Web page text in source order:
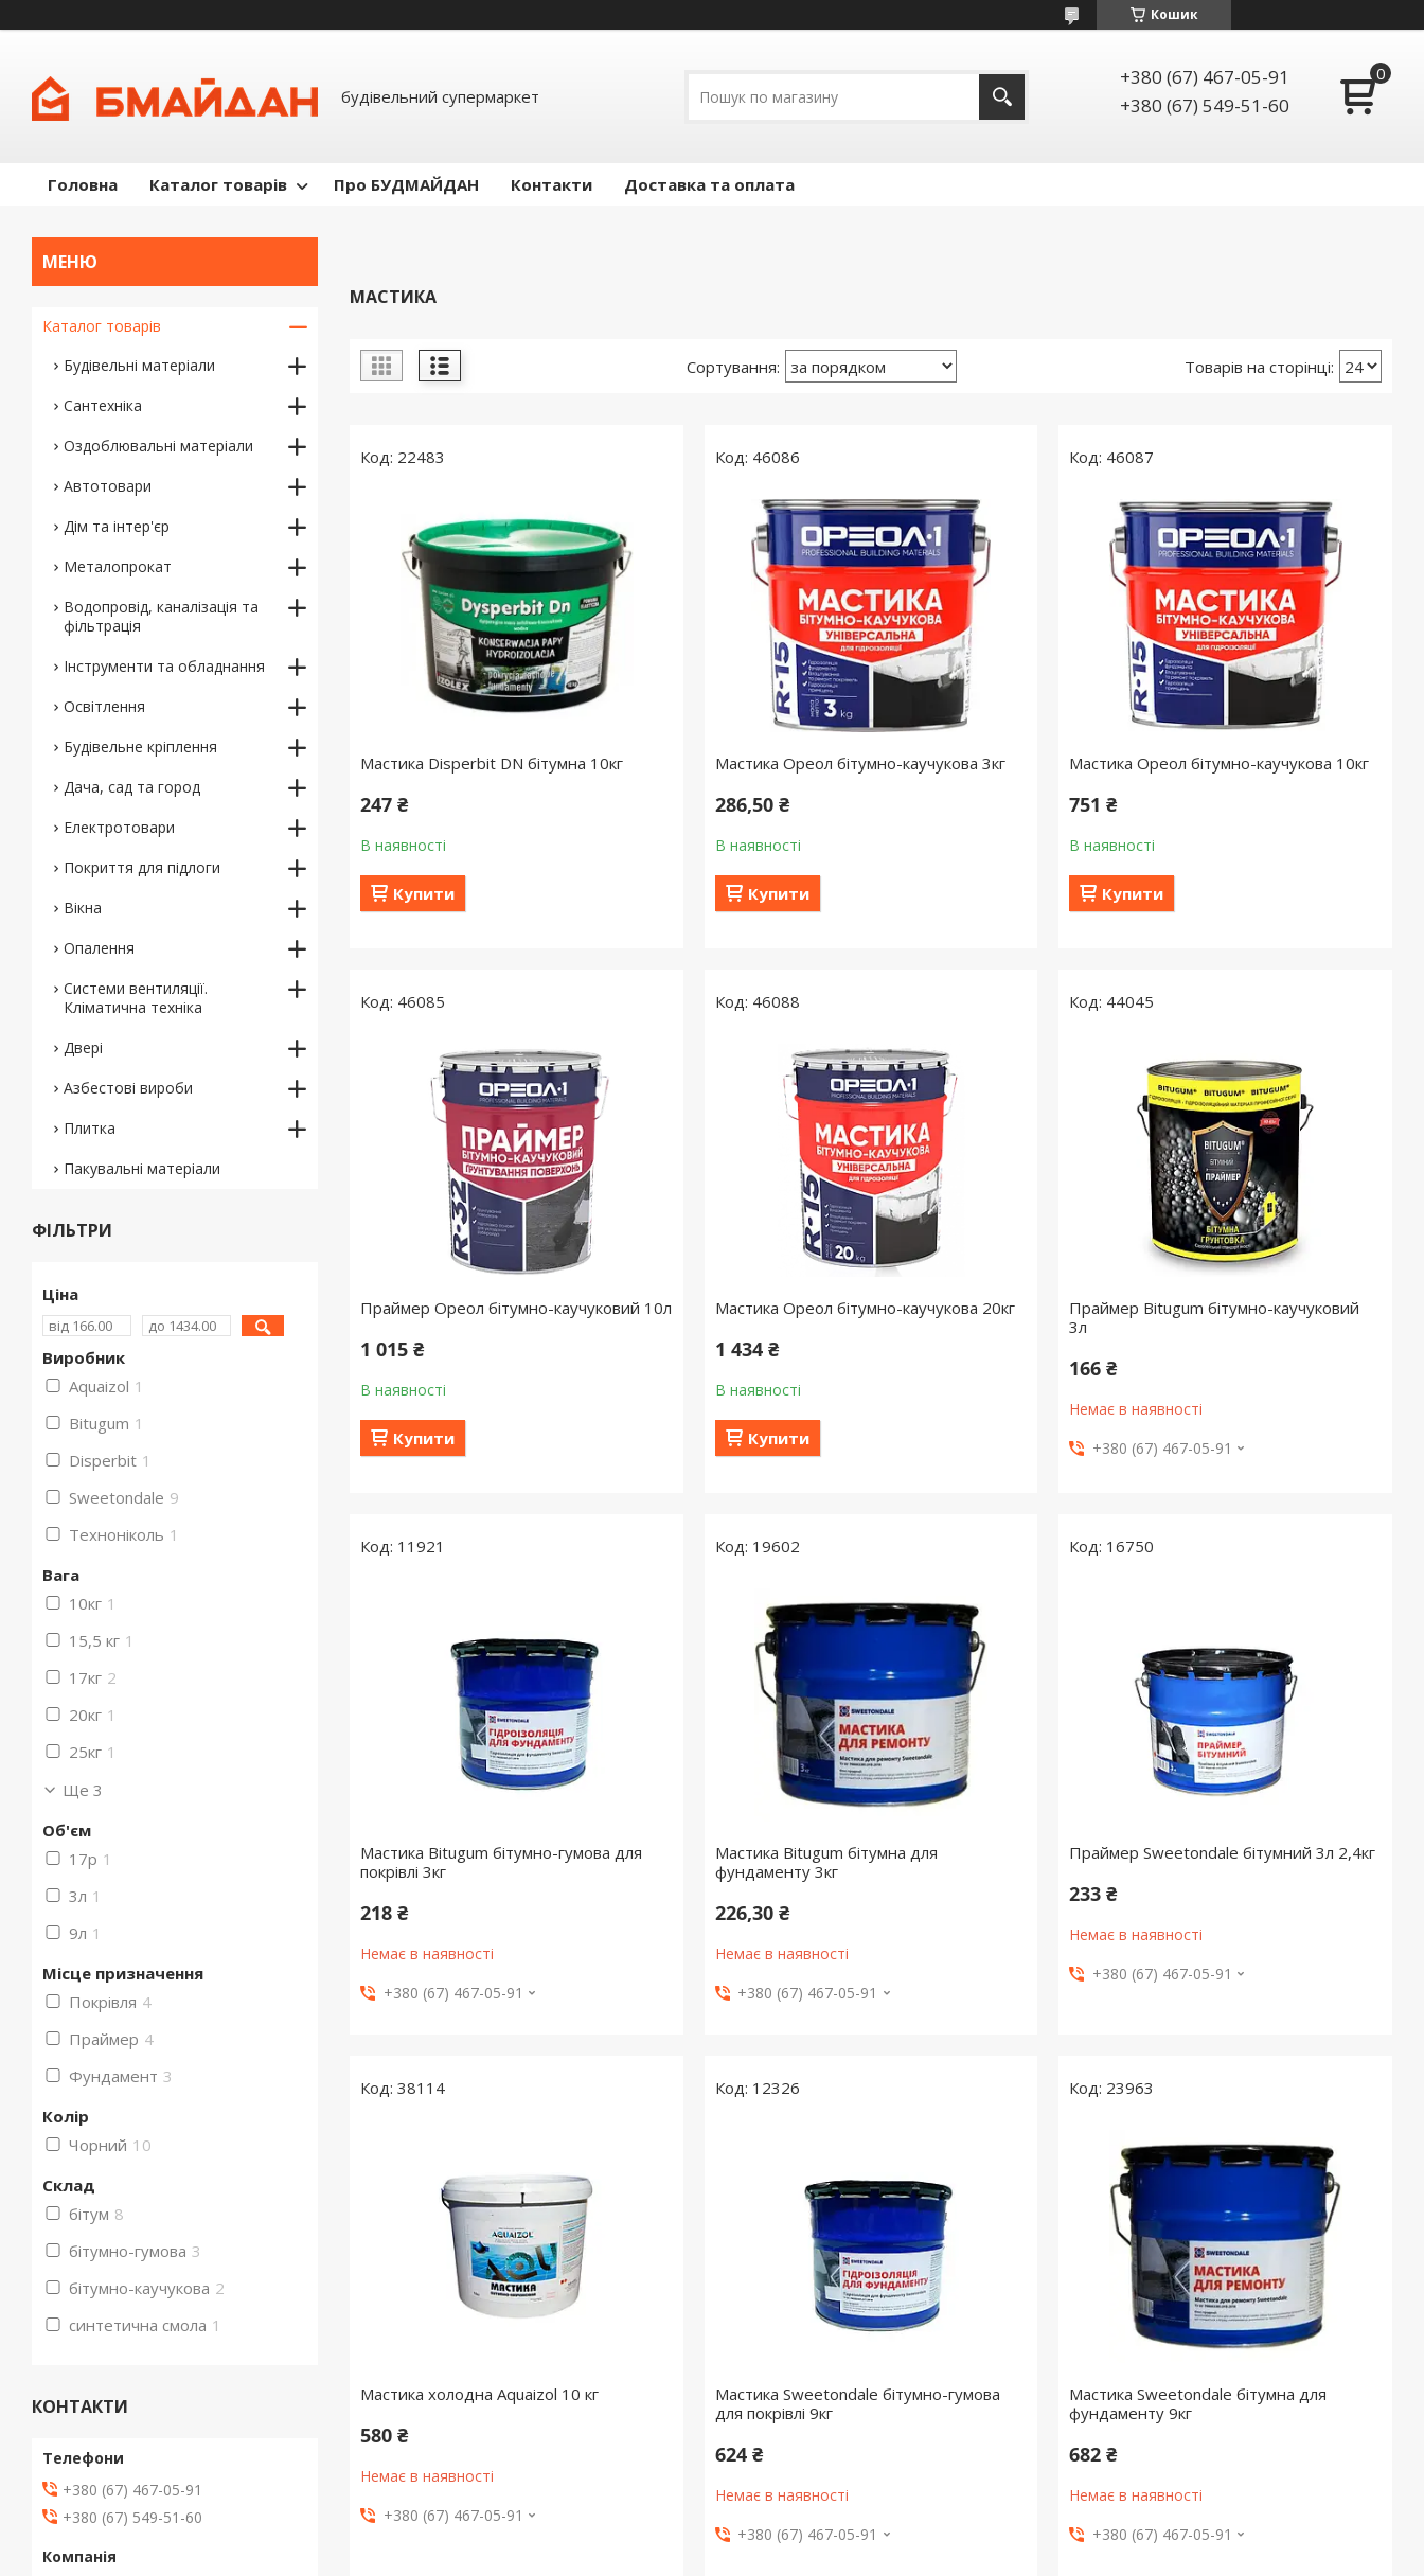
Кошик
будівельний супермаркет
+380 (67) 467-05-91
+380 (67) 549-51-60
Головна Каталог товарів Про БУДМАЙДАН Контакти Доставка та оплата
МАСТИКА
22483
Мастика Disperbit DN бітумна 10кг
247 ₴
В наявності
Купити
46086
Мастика Ореол бітумно-каучукова 3кг
286,50 ₴
В наявності
Купити
46087
Мастика Ореол бітумно-каучукова 10кг
751 ₴
В наявності
Купити
46085
Праймер Ореол бітумно-каучуковий 10л
1 015 ₴
В наявності
Купити
46088
Мастика Ореол бітумно-каучукова 20кг
1 434 ₴
В наявності
Купити
44045
Праймер Bitugum бітумно-каучуковий
3л
166 ₴
Немає в наявності
+380 (67) 467-05-91
11921
Мастика Bitugum бітумно-гумова для
покрівлі 3кг
218 ₴
Немає в наявності
+380 (67) 467-05-91
19602
Мастика Bitugum бітумна для
фундаменту 3кг
226,30 ₴
Немає в наявності
+380 (67) 467-05-91
16750
Праймер Sweetondale бітумний 3л 2,4кг
233 ₴
Немає в наявності
+380 (67) 467-05-91
38114
Мастика холодна Aquaizol 10 кг
580 ₴
Немає в наявності
+380 (67) 467-05-91
12326
Мастика Sweetondale бітумно-гумова
для покрівлі 9кг
624 ₴
Немає в наявності
+380 (67) 467-05-91
23963
Мастика Sweetondale бітумна для
фундаменту 9кг
682 ₴
Немає в наявності
+380 (67) 467-05-91
Каталог товарів
Будівельні матеріали
Сантехніка
Оздоблювальні матеріали
Автотовари
Дім та інтер'єр
Металопрокат
Водопровід, каналізація та
фільтрація
Інструменти та обладнання
Освітлення
Будівельне кріплення
Дача, сад та город
Електротовари
Покриття для підлоги
Вікна
Опалення
Системи вентиляції.
Кліматична техніка
Двері
Азбестові вироби
Плитка
Пакувальні матеріали
ФІЛЬТРИ
Ціна
Виробник
Aquaizol 1
Bitugum 1
Disperbit 1
Sweetondale 9
Техноніколь 1
Вага
10кг 1
15,5 кг 1
17кг 2
20кг 1
25кг 1
Ще 3
Об'єм
17р 1
3л 1
9л 1
Місце призначення
Покрівля 4
Праймер 4
Фундамент 3
Колір
Чорний 10
Склад
бітум 8
бітумно-гумова 3
бітумно-каучукова 2
синтетична смола 1
КОНТАКТИ
+380 (67) 467-05-91
+380 (67) 549-51-60